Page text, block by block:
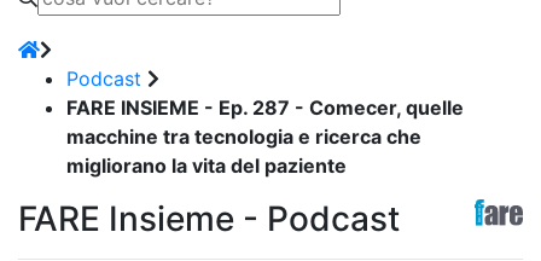
Podcast
FARE INSIEME - Ep. 287 - Comecer, quelle
macchine tra tecnologia e ricerca che
migliorano la vita del paziente
FARE Insieme - Podcast